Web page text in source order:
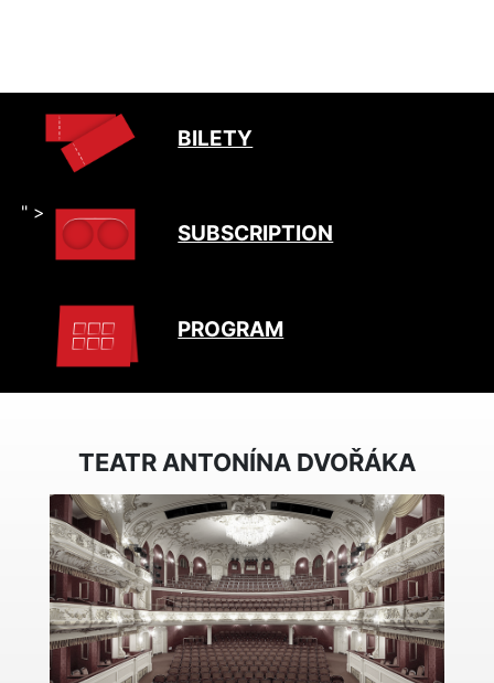
BILETY
" >
SUBSCRIPTION
PROGRAM
TEATR ANTONÍNA DVOŘÁKA